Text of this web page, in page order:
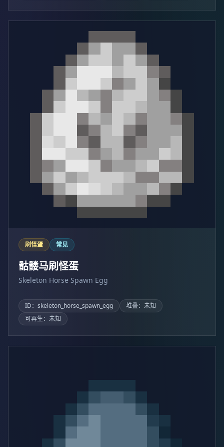
刷怪蛋 常见
骷髅马刷怪蛋
Skeleton Horse Spawn Egg
ID：skeleton_horse_spawn_egg
堆叠：未知
可再生：未知